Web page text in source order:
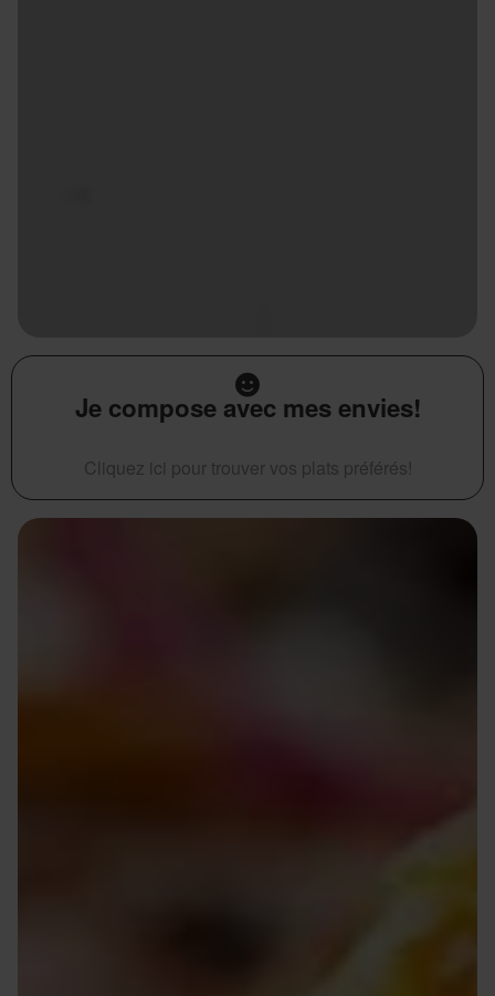
Je compose avec mes envies!
Cliquez ici pour trouver vos plats préférés!